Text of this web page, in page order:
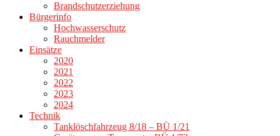
Brandschutzerziehung
Bürgerinfo
Hochwasserschutz
Rauchmelder
Einsätze
2020
2021
2022
2023
2024
Technik
Tanklöschfahrzeug 8/18 – BÜ 1/21